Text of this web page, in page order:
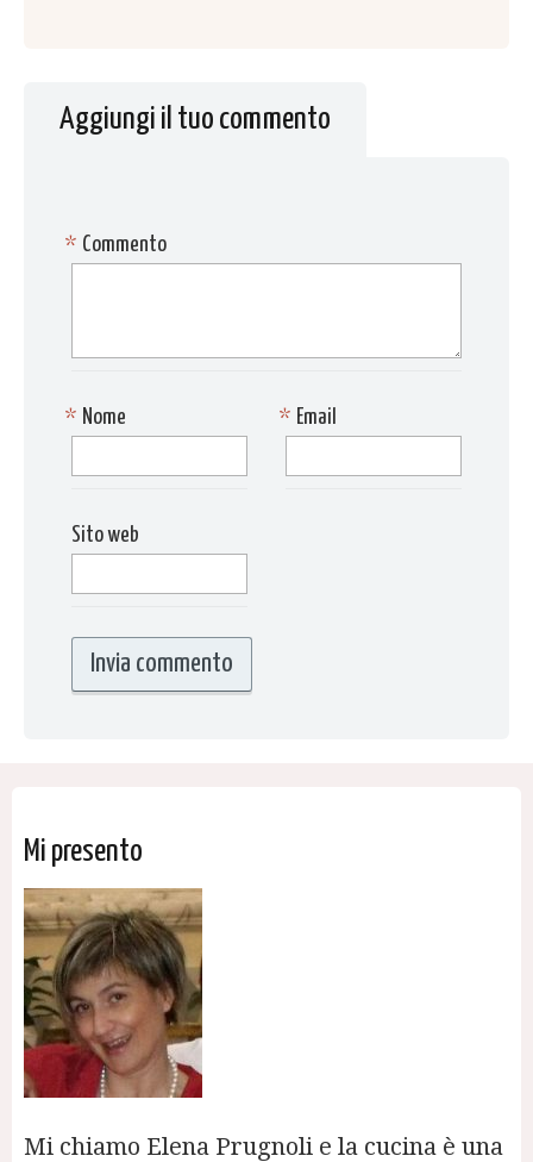
Aggiungi il tuo commento
Commento
*
Nome
* Email
*
Sito web
Mi presento
Mi chiamo Elena Prugnoli e la cucina è una